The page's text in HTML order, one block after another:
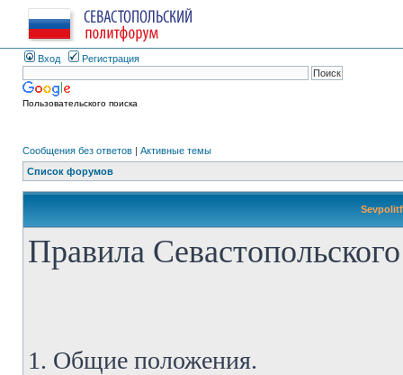
Вход Регистрация
Пользовательского поиска
Сообщения без ответов | Активные темы
Список форумов
Правила
1. Общие положения.